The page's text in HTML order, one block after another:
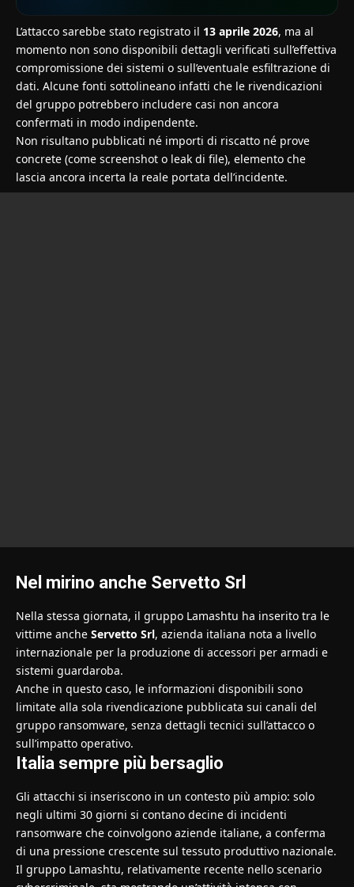
L’attacco sarebbe stato registrato il 13 aprile 2026, ma al
momento non sono disponibili dettagli verificati sull’effettiva
compromissione dei sistemi o sull’eventuale esfiltrazione di
dati. Alcune fonti sottolineano infatti che le rivendicazioni
del gruppo potrebbero includere casi non ancora
confermati in modo indipendente.
Non risultano pubblicati né importi di riscatto né prove
concrete (come screenshot o leak di file), elemento che
lascia ancora incerta la reale portata dell’incidente.
Nel mirino anche Servetto Srl
Nella stessa giornata, il gruppo Lamashtu ha inserito tra le
vittime anche Servetto Srl, azienda italiana nota a livello
internazionale per la produzione di accessori per armadi e
sistemi guardaroba.
Anche in questo caso, le informazioni disponibili sono
limitate alla sola rivendicazione pubblicata sui canali del
gruppo ransomware, senza dettagli tecnici sull’attacco o
sull’impatto operativo.
Italia sempre più bersaglio
Gli attacchi si inseriscono in un contesto più ampio: solo
negli ultimi 30 giorni si contano decine di incidenti
ransomware che coinvolgono aziende italiane, a conferma
di una pressione crescente sul tessuto produttivo nazionale.
Il gruppo Lamashtu, relativamente recente nello scenario